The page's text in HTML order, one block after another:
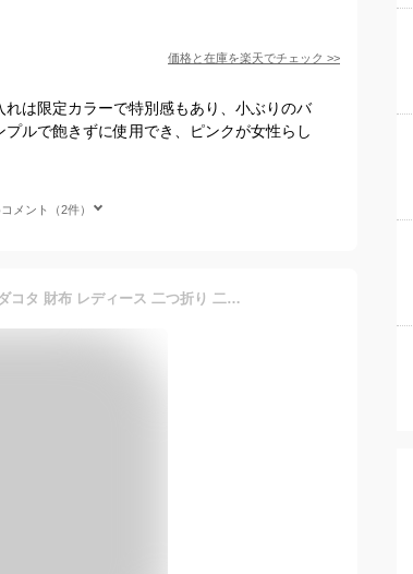
価格と在庫を楽天でチェック >>
は限定カラーで特別感もあり、小ぶりのバ
ルで飽きずに使用でき、ピンクが女性らし
メント（2件）
ダコタ限定革小物+選べるノベルティ ダコタ 財布 レディース 二つ折り 二つ折り財布 Dakota 二つ折 ブランド 本革 牛革 小さめ コンパクト 小銭入れあり おしゃれ 革財布 カード レザー 30代 40代 50代 フォンス 0030551(0035891)